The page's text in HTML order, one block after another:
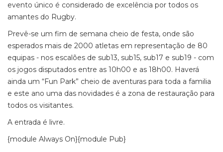
evento único é considerado de excelência por todos os
amantes do Rugby.
Prevê-se um fim de semana cheio de festa, onde são
esperados mais de 2000 atletas em representação de 80
equipas - nos escalões de sub13, sub15, sub17 e sub19 - com
os jogos disputados entre as 10h00 e as 18h00. Haverá
ainda um “Fun Park” cheio de aventuras para toda a familia
e este ano uma das novidades é a zona de restauração para
todos os visitantes.
A entrada é livre.
{module Always On}{module Pub}